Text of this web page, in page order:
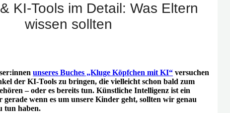
KI-Tools im Detail: Was Eltern
wissen sollten
unseres Buches „Kluge Köpfchen mit KI“ versuchen
der KI-Tools zu bringen, die vielleicht schon bald zum
– oder es bereits tun. Künstliche Intelligenz ist ein
gerade wenn es um unsere Kinder geht, sollten wir genau
tun haben.